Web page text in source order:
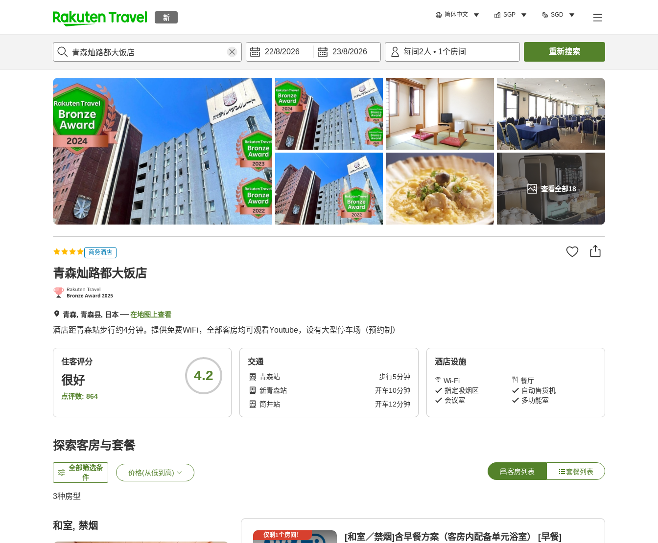
新 简体中文 SGP SGD
t
p
a
g
e
s
e
r
c
h
22/8/2026 23/8/2026 每间 2人 • 1个房间 重新搜索
查看全部18
概况 客房及住宿套餐 评论设施 搜索客房
商务酒店
青森灿路都大饭店
青森, 青森县, 日本 在地图上查看
酒店距青森站步行约4分钟。提供免费WiFi，全部客房均可观看Youtube，设有大型停车场（预约制）
住客评分
很好
点评数: 864
4.2
交通
青森站 步行5分钟
新青森站
开车10分钟
筒井站
开车12分钟
酒店设施
Wi-Fi
餐厅
指定吸烟区
自动售货机
会议室
多功能室
探索客房与套餐
全部筛选条
件
价格(从低到高) 客房列表 套餐列表
3种房型
和室, 禁烟
仅剩1个房间！ [和室／禁烟]含早餐方案（客房内配备单元浴室） [早餐]